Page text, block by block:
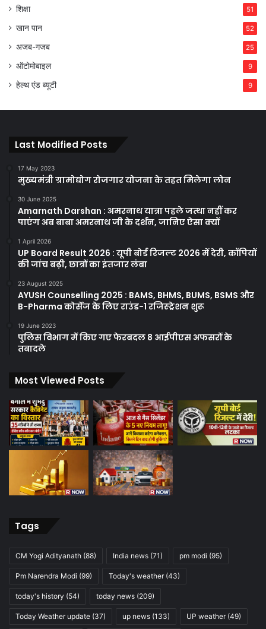
शिक्षा 51
खान पान 52
अजब-गजब 25
ऑटोमोबाइल 9
हेल्थ एंड ब्यूटी 9
Last Modified Posts
17 May 2023
मुख्यमंत्री ग्रामोद्योग रोजगार योजना के तहत मिलेगा लोन
30 June 2025
Amarnath Darshan : अमरनाथ यात्रा पहले जत्था नहीं कर
पाएंग अब बाबा अमरनाथ जी के दर्शन, जानिए ऐसा क्यों
1 April 2026
UP Board Result 2026 : यूपी बोर्ड रिजल्ट 2026 में देरी, कॉपियों
की जांच बढ़ी, छात्रों का इंतजार लंबा
23 August 2025
AYUSH Counselling 2025 : BAMS, BHMS, BUMS, BSMS और
B-Pharma कोर्सेज के लिए राउंड-1 रजिस्ट्रेशन शुरू
19 June 2023
पुलिस विभाग में किए गए फेरबदल 8 आईपीएस अफसरों के
तबादले
Most Viewed Posts
Tags
CM Yogi Adityanath (88) India news (71) pm modi (95)
Pm Narendra Modi (99) Today's weather(43)
today's history (54) today news (209)
Today Weather update (37) up news (133) UP weather(49)